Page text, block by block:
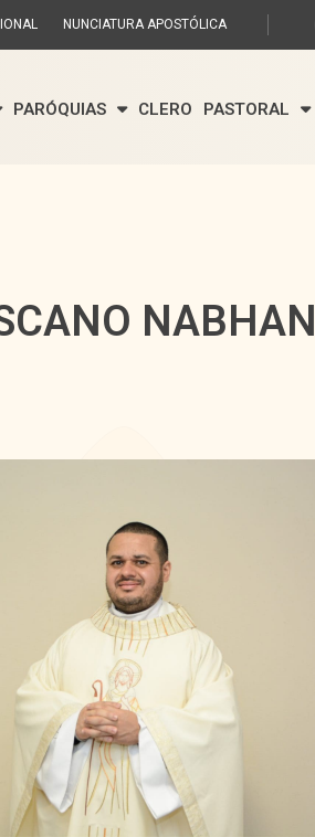
NUNCIATURA APOSTÓLICA
PARÓQUIAS CLERO PASTORAL
NABHAN